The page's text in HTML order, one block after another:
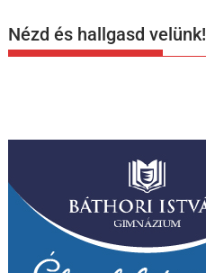
Nézd és hallgasd velünk!